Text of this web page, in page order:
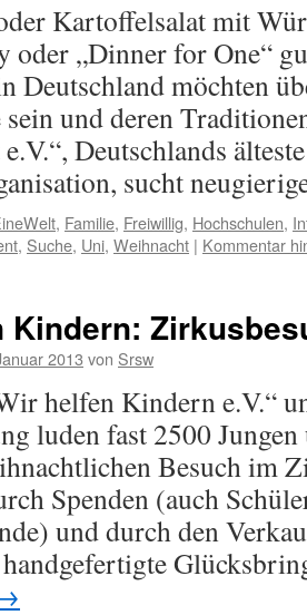
Kartoffelsalat mit
oder „Dinner for One“
Deutschland möchten
und deren
Deutschlands
sucht
, Familie, Freiwillig, Hochschulen,
, Suche, Uni, Weihnacht | Kommentar
Kindern:
2013 von Srsw
helfen Kindern e.V.“
luden fast 2500
Besuch im
Spenden (auch
und durch den